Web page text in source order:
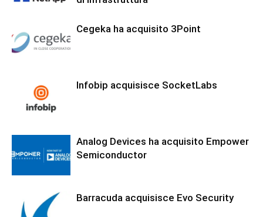
Cegeka ha acquisito 3Point
Infobip acquisisce SocketLabs
Analog Devices ha acquisito Empower
Semiconductor
Barracuda acquisisce Evo Security